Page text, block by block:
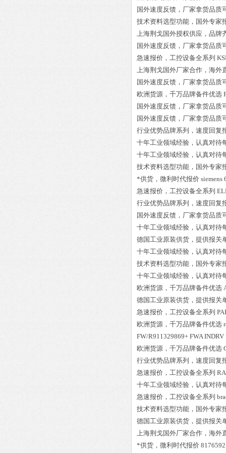
国外速度反馈，厂家拿货品质
技术资料选型功能，国外专家
上海荆戈国外授权供应，品牌
国外速度反馈，厂家拿货品质
急速报价，工控设备全系列
上海荆戈国外厂家合作，海外
国外速度反馈，厂家拿货品质
欧洲货源，千万品牌备件优选
国外速度反馈，厂家拿货品质
国外速度反馈，厂家拿货品质
行业优势品牌系列，速度回复
十年工业领域经验，认真对待
十年工业领域经验，认真对待
技术资料选型功能，国外专家
*供货，微利时代报价 siemens
急速报价，工控设备全系列
行业优势品牌系列，速度回复
国外速度反馈，厂家拿货品质
十年工业领域经验，认真对待
德国工业原装供货，提供报关
十年工业领域经验，认真对待
技术资料选型功能，国外专家
十年工业领域经验，认真对待
欧洲货源，千万品牌备件优选
德国工业原装供货，提供报关
急速报价，工控设备全系列
欧洲货源，千万品牌备件优选
FW/R911329869+ FWA
欧洲货源，千万品牌备件优选
行业优势品牌系列，速度回复
急速报价，工控设备全系列
十年工业领域经验，认真对待
急速报价，工控设备全系列
技术资料选型功能，国外专家
德国工业原装供货，提供报关
上海荆戈国外厂家合作，海外
*供货，微利时代报价